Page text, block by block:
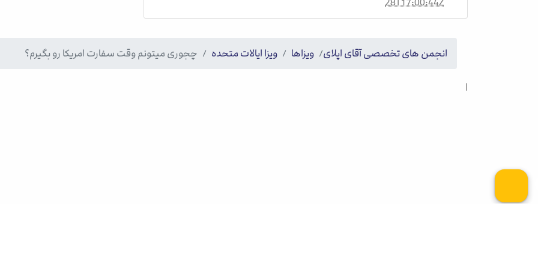
انجمن های تخصصی آقای اپلای ویزاها ویزا ایالات متحده چجوری میتونم وقت سفارت امریکا رو بگیرم؟
|